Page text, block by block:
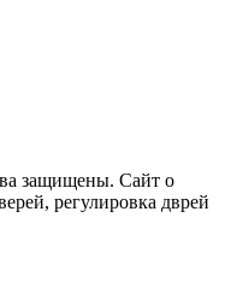
защищены. Сайт о
регулировка дврей